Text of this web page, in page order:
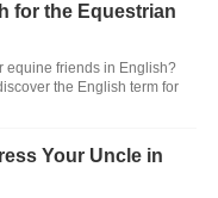
for the Equestrian
equine friends in English?
the English term for
Your Uncle in